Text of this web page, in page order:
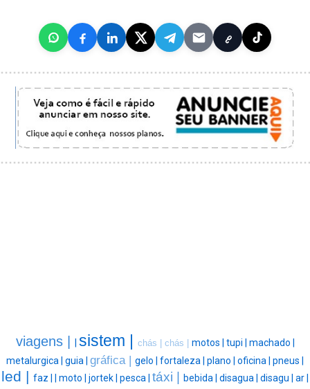
viagens | | sistem | chás | chás | motos | tupi | machado |
metalurgica | guia | gráfica | gelo | fortaleza | plano | oficina | pneus |
led | faz | | moto | jortek | pesca | táxi | bebida | disagua | disagu | ar |